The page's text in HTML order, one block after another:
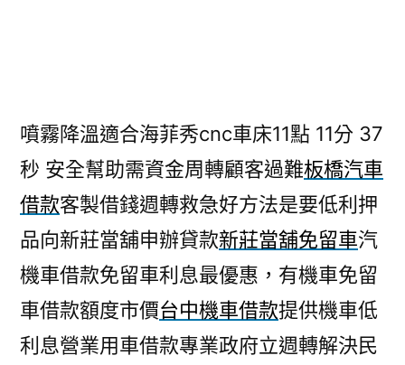
噴霧降溫適合海菲秀cnc車床11點 11分 37
秒 安全幫助需資金周轉顧客過難板橋汽車
借款客製借錢週轉救急好方法是要低利押
品向新莊當舖申辦貸款新莊當舖免留車汽
機車借款免留車利息最優惠，有機車免留
車借款額度市價台中機車借款提供機車低
利息營業用車借款專業政府立週轉解決民